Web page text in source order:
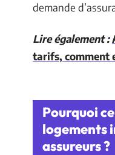
demande
Lire également :
tarifs, comment
Pourquoi
logements
assureurs ?